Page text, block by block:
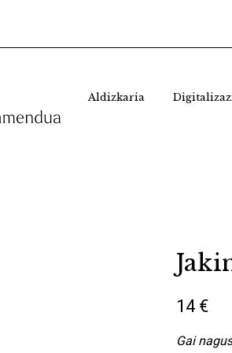
Aldizkaria
14 €
Gai